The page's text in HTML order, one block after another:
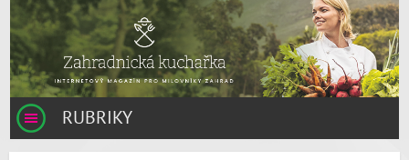
RUBRIKY